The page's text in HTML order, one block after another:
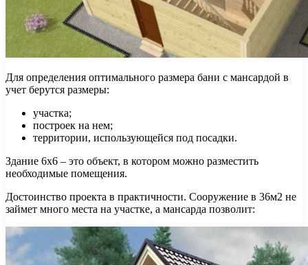
Для определения оптимального размера бани с мансардой в
учет берутся размеры:
участка;
построек на нем;
территории, использующейся под посадки.
Здание 6х6 – это объект, в котором можно разместить
необходимые помещения.
Достоинство проекта в практичности. Сооружение в 36м2 не
займет много места на участке, а мансарда позволит: